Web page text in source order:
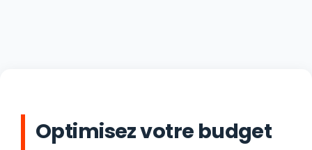
Optimisez votre budget